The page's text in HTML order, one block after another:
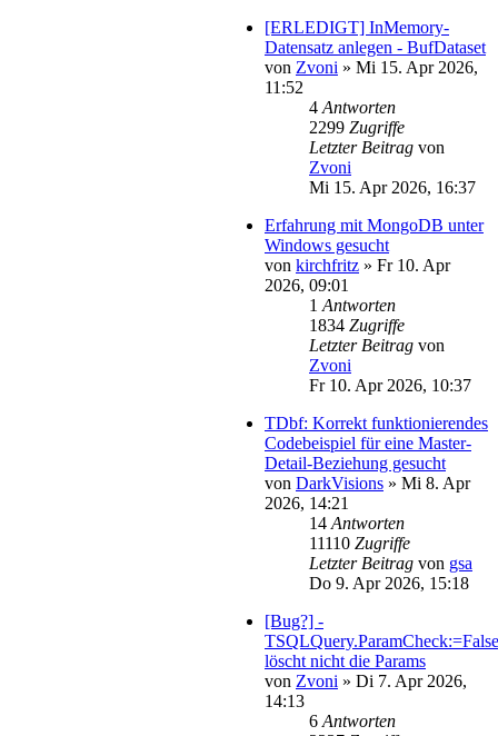
[ERLEDIGT] InMemory-
Datensatz anlegen - BufDataset
von Zvoni » Mi 15. Apr 2026,
11:52
4 Antworten
2299 Zugriffe
Letzter Beitrag von
Zvoni
Mi 15. Apr 2026, 16:37
Erfahrung mit MongoDB unter
Windows gesucht
von kirchfritz » Fr 10. Apr
2026, 09:01
1 Antworten
1834 Zugriffe
Letzter Beitrag von
Zvoni
Fr 10. Apr 2026, 10:37
TDbf: Korrekt funktionierendes
Codebeispiel für eine Master-
Detail-Beziehung gesucht
von DarkVisions » Mi 8. Apr
2026, 14:21
14 Antworten
11110 Zugriffe
Letzter Beitrag von gsa
Do 9. Apr 2026, 15:18
[Bug?] -
TSQLQuery.ParamCheck:=False
löscht nicht die Params
von Zvoni » Di 7. Apr 2026,
14:13
6 Antworten